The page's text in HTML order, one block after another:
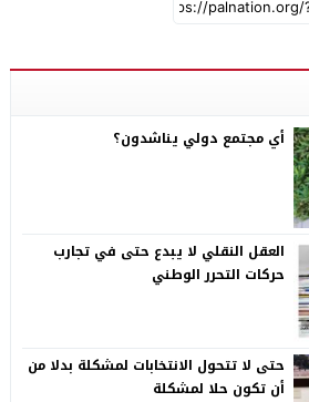
أي مجتمع دولي يناشدون؟
العقل النقلي لا يبدع حتى في تجارب
حركات التحرر الوطني
حتى لا تتحول الانتخابات لمشكلة بدلا من
أن تكون حلا لمشكلة